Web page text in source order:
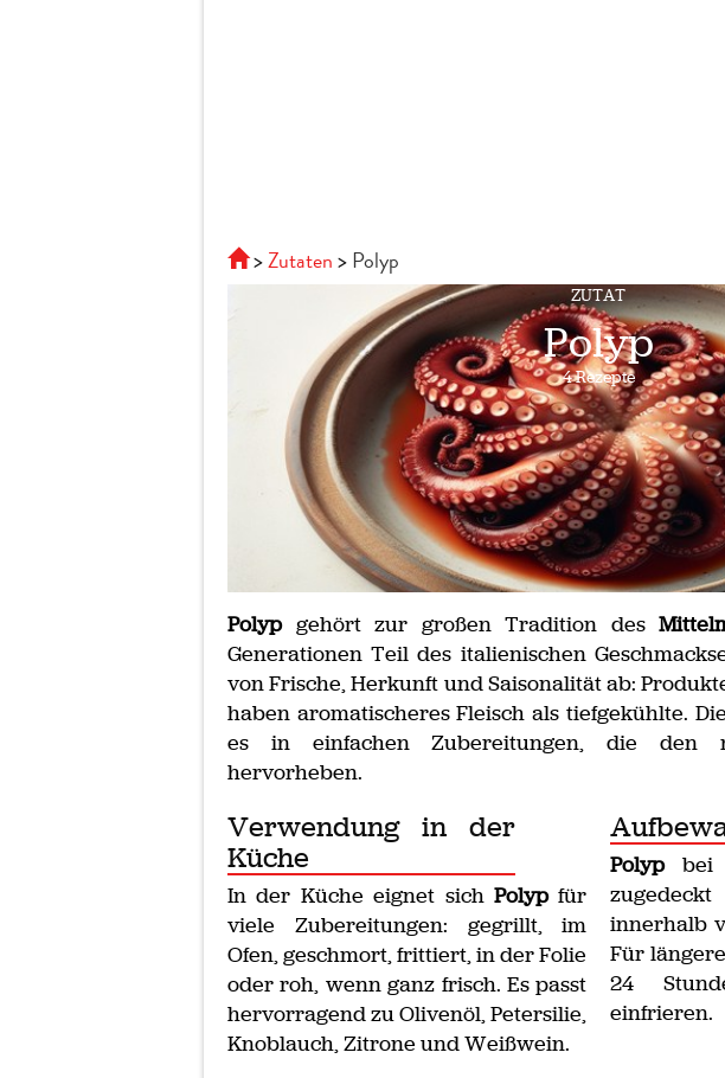
Zutaten Polyp
ZUTAT
Polyp
4 Rezepte
Polypgehört zur großen Tradition des
Generationen Teil des italienischen
von Frische, Herkunft und Saisonalität ab:
haben aromatischeres Fleisch als tiefgekühlte.
es in einfachen Zubereitungen, die den
hervorheben.
Verwendung in der
Küche
In der Küche eignet sich Polypfür
viele Zubereitungen: gegrillt, im
Ofen, geschmort, frittiert, in der Folie
oder roh, wenn ganz frisch. Es passt
hervorragend zu Olivenöl, Petersilie,
Knoblauch, Zitrone und Weißwein.
Polypbei
innerhalb
Für
24
einfrieren.